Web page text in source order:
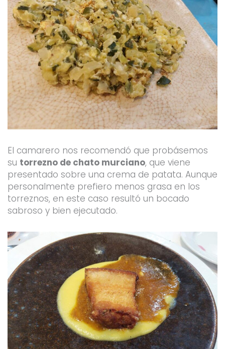
El camarero nos recomendó que probásemos
su torrezno de chato murciano, que viene
presentado sobre una crema de patata. Aunque
personalmente prefiero menos grasa en los
torreznos, en este caso resultó un bocado
sabroso y bien ejecutado.